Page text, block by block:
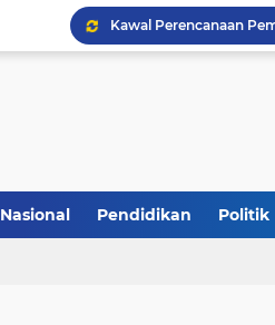
Sinergi Fiskal Moneter:
Nasional Pendidikan Politik